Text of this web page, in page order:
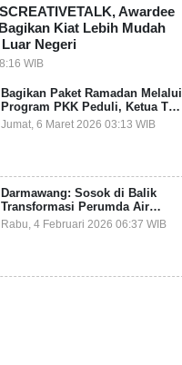
Awardee
Kiat Lebih Mudah
Negeri
WIB
Bagikan Paket Ramadan Melalui
Program PKK Peduli, Ketua TP
PKK Kepulauan Selayar: Puasa
Adalah Ajang Melatih Kepekaan
Jumat, 6 Maret 2026 03:13 WIB
Darmawang: Sosok di Balik
Transformasi Perumda Air
Minum Tirta Tanadoang yang
Makin Inovatif
Rabu, 4 Februari 2026 06:37 WIB